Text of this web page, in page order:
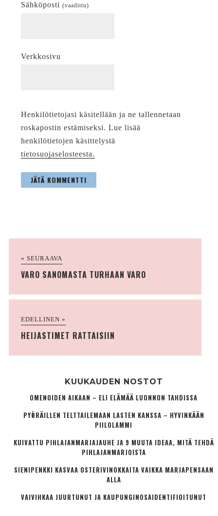
Sähköposti (vaadittu)
Verkkosivu
Henkilötietojasi käsitellään ja ne tallennetaan
roskapostin estämiseksi. Lue lisää
henkilötietojen käsittelystä
tietosuojaselosteesta.
« SEURAAVA
VARO SANOMASTA TURHAAN VARO
EDELLINEN »
HEIJASTIMET RATTAISIIN
KUUKAUDEN NOSTOT
OMENOIDEN AIKAAN – ELI ELÄMÄÄ LUONNON TAHDISSA
PYÖRÄILLEN TELTTAILEMAAN LASTEN KANSSA – HYVINKÄÄN
PIILOLAMMI
KUIVATTU PIHLAJANMARJAJAUHE JA 9 MUUTA IDEAA, MITÄ TEHDÄ
PIHLAJANMARJOISTA
SIENIPENKKI KASVAA OSTERIVINOKKAITA VAIKKA MARJAPENSAAN
ALLA
VAIVIHKAA JUURTUNUT JA KAUPUNGINOSA­IDENTIFIOITUNUT